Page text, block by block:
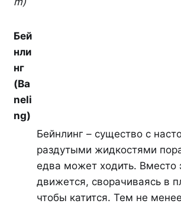
Бей
нли
нг
(Ba
neli
ng)
Бейнлинг – существо с
раздутыми жидкостями
едва может ходить. Вместо
движется, сворачиваясь в
чтобы катится. Тем не